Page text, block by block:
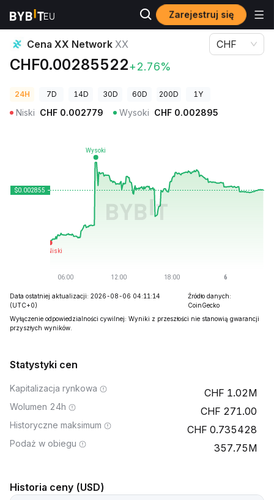
Zarejestruj się
Ceny kryptowalut Cena XX Network XX
Cena XX Network XX
CHF0.00285522+2.76%
CHF
24H 7D 14D 30D 60D 200D 1Y
Niski CHF 0.002779 Wysoki CHF 0.002895
Data ostatniej aktualizacji: 2026-08-06 04:11:14
(UTC+0)
Źródło danych:
CoinGecko
Wyłączenie odpowiedzialności cywilnej: Wyniki z przeszłości nie stanowią gwarancji
przyszłych wyników.
Statystyki cen
Kapitalizacja rynkowa 1.02M
Wolumen 24h 271.00
Historyczne maksimum 0.735428
Podaż w obiegu 357.75M
Historia ceny (USD)